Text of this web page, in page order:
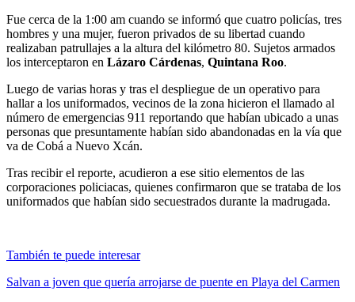
Fue cerca de la 1:00 am cuando se informó que cuatro policías, tres
hombres y una mujer, fueron privados de su libertad cuando
realizaban patrullajes a la altura del kilómetro 80. Sujetos armados
los interceptaron en Lázaro Cárdenas, Quintana Roo.
Luego de varias horas y tras el despliegue de un operativo para
hallar a los uniformados, vecinos de la zona hicieron el llamado al
número de emergencias 911 reportando que habían ubicado a unas
personas que presuntamente habían sido abandonadas en la vía que
va de Cobá a Nuevo Xcán.
Tras recibir el reporte, acudieron a ese sitio elementos de las
corporaciones policiacas, quienes confirmaron que se trataba de los
uniformados que habían sido secuestrados durante la madrugada.
También te puede interesar
Salvan a joven que quería arrojarse de puente en Playa del Carmen